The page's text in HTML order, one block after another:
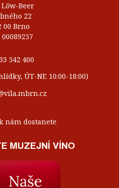
Beer
22
00 Brno
00089257
542 400
ÚT-NE 10:00-18:00)
nám dostanete
MUZEJNÍ VÍNO